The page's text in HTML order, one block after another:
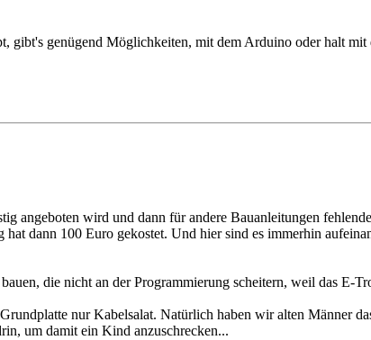
gibt's genügend Möglichkeiten, mit dem Arduino oder halt
angeboten wird und dann für andere Bauanleitungen
dann 100 Euro gekostet. Und hier sind es immerhin
die nicht an der Programmierung scheitern, weil das E-
nur Kabelsalat. Natürlich haben wir alten Männer
um damit ein Kind anzuschrecken...